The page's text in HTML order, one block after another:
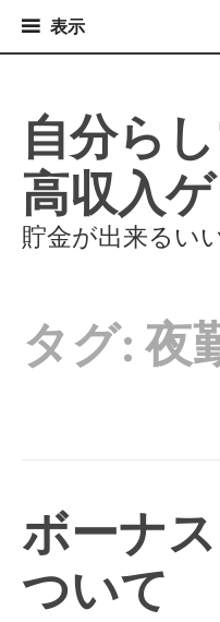
表
示 表示
ン
ツ
へ
ス
キ
ッ
自分ら
高収入
貯金が出来るい
タグ: 夜
ボーナ
ついて